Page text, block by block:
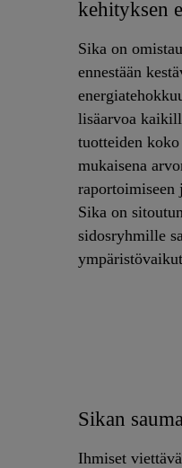
kehityksen
Sika on
ennestään
lisäarvoa
tuotteiden
mukaisena
raportoimiseen
Sika on
sidosryhmille
Sikan
Ihmiset